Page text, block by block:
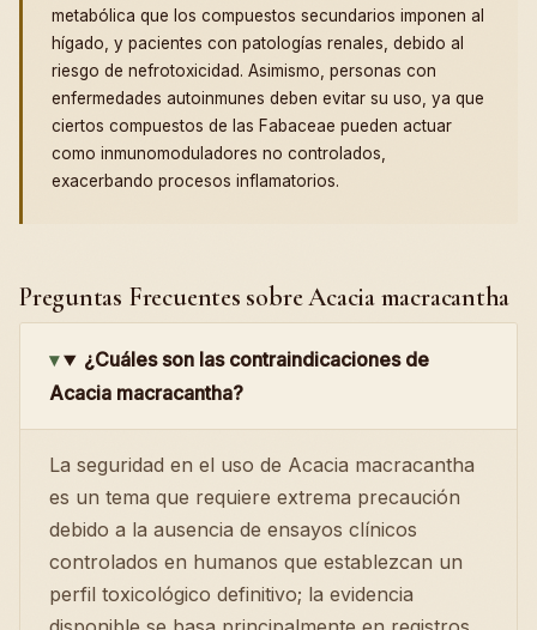
metabólica que los compuestos secundarios imponen al
hígado, y pacientes con patologías renales, debido al
riesgo de nefrotoxicidad. Asimismo, personas con
enfermedades autoinmunes deben evitar su uso, ya que
ciertos compuestos de las Fabaceae pueden actuar
como inmunomoduladores no controlados,
exacerbando procesos inflamatorios.
Preguntas Frecuentes sobre Acacia macracantha
¿Cuáles son las contraindicaciones de
Acacia macracantha?
La seguridad en el uso de Acacia macracantha
es un tema que requiere extrema precaución
debido a la ausencia de ensayos clínicos
controlados en humanos que establezcan un
perfil toxicológico definitivo; la evidencia